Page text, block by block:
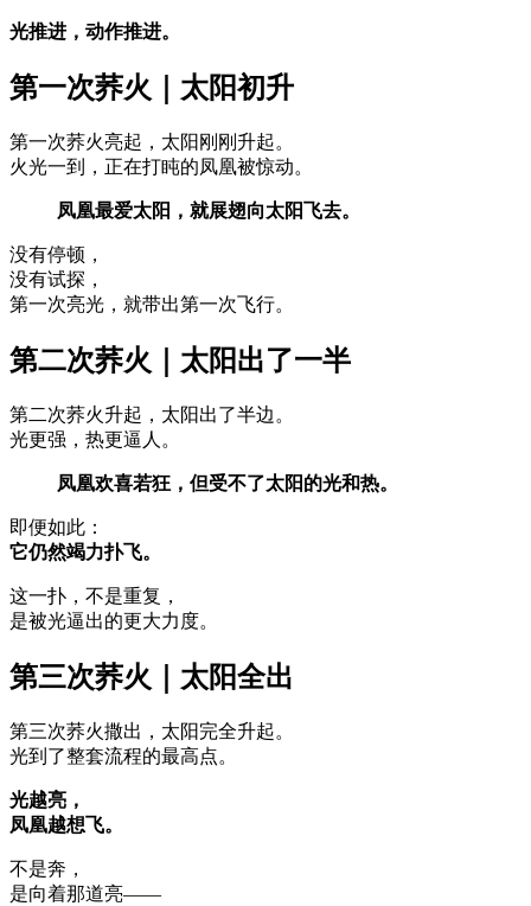
光推进，动作推进。
第一次荞火｜太阳初升
第一次荞火亮起，太阳刚刚升起。
火光一到，正在打盹的凤凰被惊动。
凤凰最爱太阳，就展翅向太阳飞去。
没有停顿，
没有试探，
第一次亮光，就带出第一次飞行。
第二次荞火｜太阳出了一半
第二次荞火升起，太阳出了半边。
光更强，热更逼人。
凤凰欢喜若狂，但受不了太阳的光和热。
即便如此：
它仍然竭力扑飞。
这一扑，不是重复，
是被光逼出的更大力度。
第三次荞火｜太阳全出
第三次荞火撒出，太阳完全升起。
光到了整套流程的最高点。
光越亮，
凤凰越想飞。
不是奔，
是向着那道亮——